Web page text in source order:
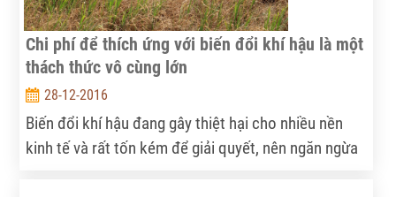
Chi phí để thích ứng với biến đổi khí hậu là một
thách thức vô cùng lớn
28-12-2016
Biến đổi khí hậu đang gây thiệt hại cho nhiều nền
kinh tế và rất tốn kém để giải quyết, nên ngăn ngừa